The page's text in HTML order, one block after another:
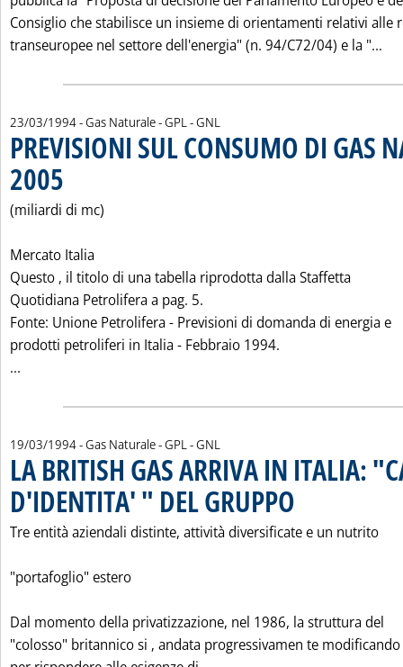
Consiglio che stabilisce un insieme di orientamenti relativi alle
transeuropee nel settore dell'energia" (n. 94/C72/04) e la "...
23/03/1994- Gas Naturale - GPL - GNL
PREVISIONI SUL CONSUMO DI GAS
2005
(miliardi di mc)
Mercato Italia
Questo ‚ il titolo di una tabella riprodotta dalla Staffetta
Quotidiana Petrolifera a pag. 5.
Fonte: Unione Petrolifera - Previsioni di domanda di energia e
prodotti petroliferi in Italia - Febbraio 1994.
...
19/03/1994- Gas Naturale - GPL - GNL
LA BRITISH GAS ARRIVA IN ITALIA:
D'IDENTITA' " DEL GRUPPO
Tre entità aziendali distinte, attività diversificate e un nutrito
"portafoglio" estero
Dal momento della privatizzazione, nel 1986, la struttura del
"colosso" britannico si ‚ andata progressivamen te